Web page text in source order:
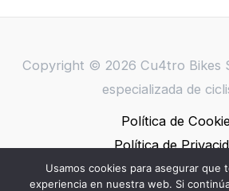
Copyright © 2026 Cu4tro Bikes
especializada de
Política de
Política de
Aviso Legal
Usamos cookies para asegurar que
experiencia en nuestra web. Si